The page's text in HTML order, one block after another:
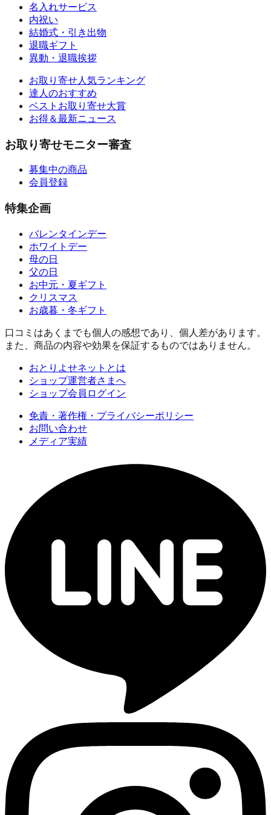
名入れサービス
内祝い
結婚式・引き出物
退職ギフト
異動・退職挨拶
お取り寄せ人気ランキング
達人のおすすめ
ベストお取り寄せ大賞
お得＆最新ニュース
お取り寄せモニター審査
募集中の商品
会員登録
特集企画
バレンタインデー
ホワイトデー
母の日
父の日
お中元・夏ギフト
クリスマス
お歳暮・冬ギフト
口コミはあくまでも個人の感想であり、個人差があります。
また、商品の内容や効果を保証するものではありません。
おとりよせネットとは
ショップ運営者さまへ
ショップ会員ログイン
免責・著作権・プライバシーポリシー
お問い合わせ
メディア実績